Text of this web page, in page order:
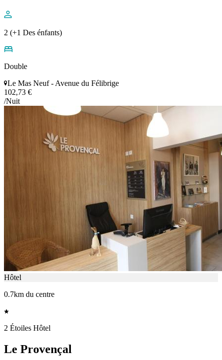
2 (+1 Des énfants)
Double
Le Mas Neuf - Avenue du Félibrige
102,73 €
/Nuit
Hôtel
0.7km du centre
2 Étoiles Hôtel
Le Provençal